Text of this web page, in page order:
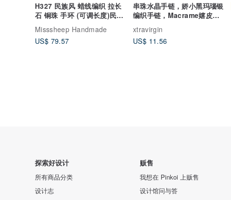
H327 民族风 蜡线编织 拉长
石 铜珠 手环 (可调长度)民族
Misssheep Handmade
US$ 79.57
串珠水晶手链，娇小黑玛瑙银
编织手链，Macrame嬉皮藏
xtravirgin
US$ 11.56
探索好设计
所有商品分类
设计志
贩售
我想在 Pinkoi 上贩售
设计馆问与答